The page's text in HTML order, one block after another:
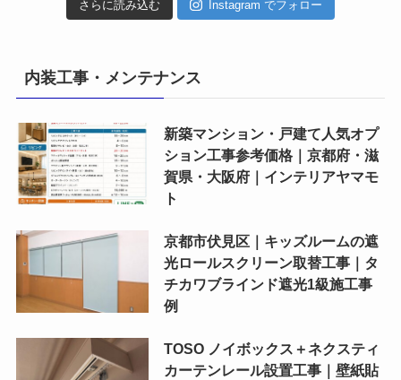
さらに読み込む Instagram でフォロー
内装工事・メンテナンス
新築マンション・戸建て人気オプ
ション工事参考価格｜京都府・滋
賀県・大阪府｜インテリアヤマモ
ト
京都市伏見区｜キッズルームの遮
光ロールスクリーン取替工事｜タ
チカワブラインド遮光1級施工事
例
TOSO ノイボックス＋ネクスティ
カーテンレール設置工事｜壁紙貼